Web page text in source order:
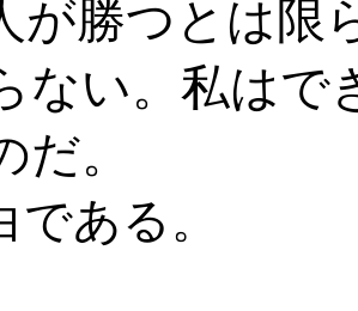
が勝つとは限
ない。私はで
だ。
である 。